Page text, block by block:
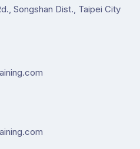
Songshan Dist., Taipei City